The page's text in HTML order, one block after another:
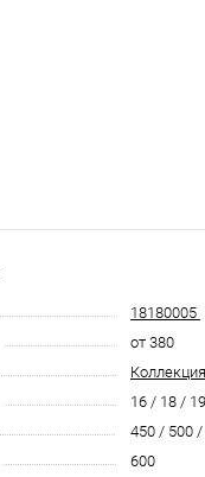
18180005
от 380
16 / 18 /
450 / 500
600